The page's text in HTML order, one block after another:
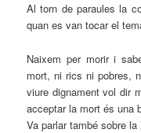
Al torn de paraules la
quan es van tocar el
Naixem per morir i
mort, ni rics ni pobres,
viure dignament vol dir
acceptar la mort és una
Va parlar també sobre